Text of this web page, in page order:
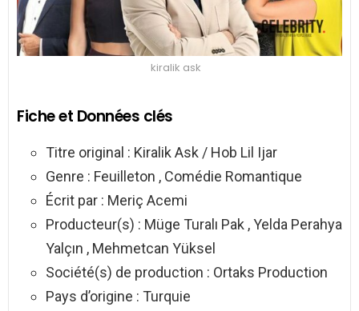
kiralik ask
Fiche et Données clés
Titre original : Kiralik Ask / Hob Lil Ijar
Genre : Feuilleton , Comédie Romantique
Écrit par : Meriç Acemi
Producteur(s) : Müge Turalı Pak , Yelda Perahya
Yalçın , Mehmetcan Yüksel
Société(s) de production : Ortaks Production
Pays d’origine : Turquie